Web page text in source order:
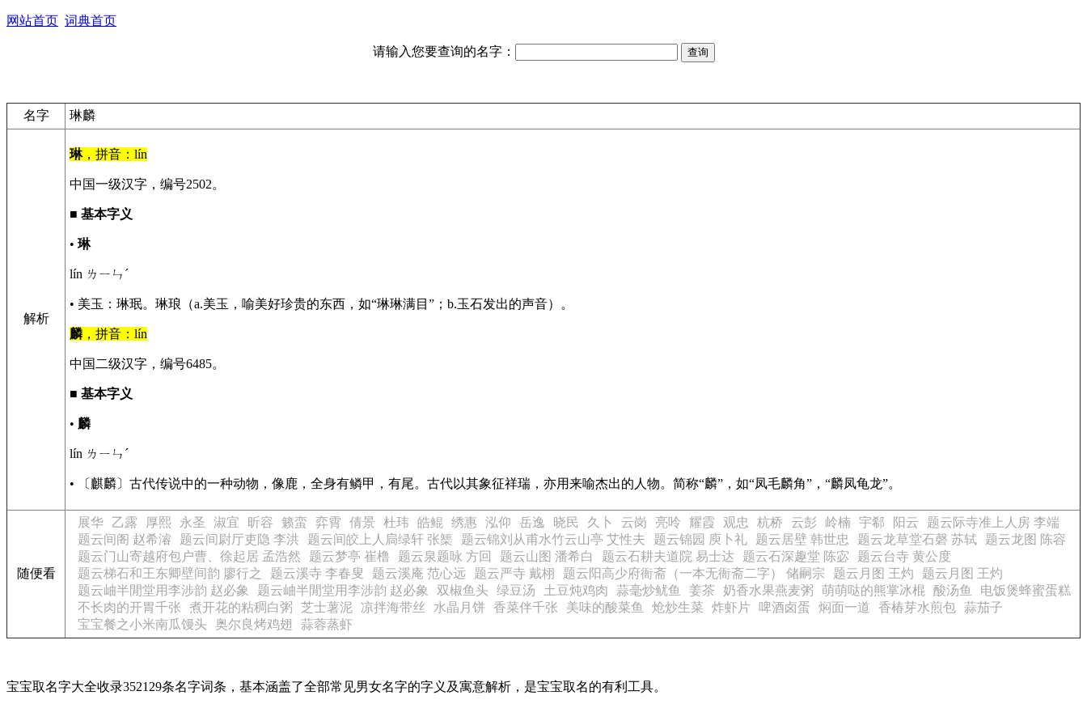
网站首页 词典首页
请输入您要查询的名字：
名字 琳麟
解析
琳，拼音：lín
中国一级汉字，编号2502。
■ 基本字义
• 琳
lín ㄌㄧㄣˊ
• 美玉：琳珉。琳琅（a.美玉，喻美好珍贵的东西，如“琳琳满目”；b.玉石发出的声音）。
麟 ，拼音：lín
中国二级汉字，编号6485。
■ 基本字义
• 麟
lín ㄌㄧㄣˊ
• 〔麒麟〕古代传说中的一种动物，像鹿，全身有鳞甲，有尾。古代以其象征祥瑞，亦用来喻杰出的人物。简称“麟”，如“凤毛麟角”，“麟凤龟龙”。
随便看
展华 乙露 厚熙 永圣 淑宜 昕容 籁蛮 弈霄 倩景 杜玮 皓鲲 绣惠 泓仰 岳逸 晓民 久卜 云岗 亮呤 耀霞 观忠 杭桥 云彭 岭楠 宇郗 阳云
题云际寺准上人房 李端
题云间阁 赵希濬
题云间尉厅吏隐 李洪 题云间皎上人扃绿轩 张榘 题云锦刘从甫水竹云山亭 艾性夫 题云锦园 庾卜礼 题云居壁 韩世忠 题云龙草堂石磬 苏轼
题云龙图 陈容
题云门山寄越府包户曹、徐起居 孟浩然
题云梦亭 崔橹 题云泉题咏 方回 题云山图 潘希白 题云石耕夫道院 易士达 题云石深趣堂 陈宓
题云台寺 黄公度
题云梯石和王东卿壁间韵 廖行之
题云溪寺 李春叟 题云溪庵 范心远 题云严寺 戴栩 题云阳高少府衙斋（一本无衙斋二字） 储嗣宗 题云月图 王灼
题云月图 王灼
题云岫半閒堂用李涉韵 赵必象
题云岫半閒堂用李涉韵 赵必象 双椒鱼头 绿豆汤 土豆炖鸡肉 蒜毫炒鱿鱼 姜茶 奶香水果燕麦粥 萌萌哒的熊掌冰棍 酸汤鱼
电饭煲蜂蜜蛋糕
不长肉的开胃千张
煮开花的粘稠白粥 芝士薯泥 凉拌海带丝 水晶月饼 香菜伴千张 美味的酸菜鱼 炝炒生菜 炸虾片 啤酒卤蛋 焖面一道 香椿芽水煎包 蒜茄子
宝宝餐之小米南瓜馒头
奥尔良烤鸡翅 蒜蓉蒸虾
宝宝取名字大全收录352129条名字词条，基本涵盖了全部常见男女名字的字义及寓意解析，是宝宝取名的有利工具。